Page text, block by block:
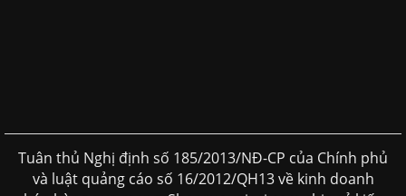
Tuân thủ Nghị định số 185/2013/NĐ-CP của Chính phủ
và luật quảng cáo số 16/2012/QH13 về kinh doanh